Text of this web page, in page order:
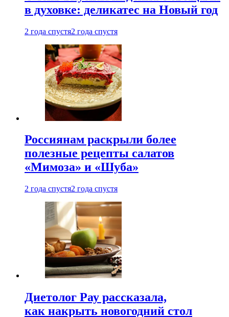
в духовке: деликатес на Новый год
2 года спустя2 года спустя
Россиянам раскрыли более
полезные рецепты салатов
«Мимоза» и «Шуба»
2 года спустя2 года спустя
Диетолог Рау рассказала,
как накрыть новогодний стол